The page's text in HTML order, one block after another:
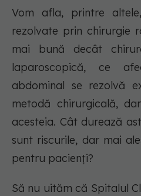
Vom afla, printre
rezolvate prin chirurgie
mai bună decât
laparoscopică, ce
abdominal se rezolvă
metodă chirurgicală,
acesteia. Cât durează
sunt riscurile, dar mai
pentru pacienți?
Să nu uităm că Spitalul